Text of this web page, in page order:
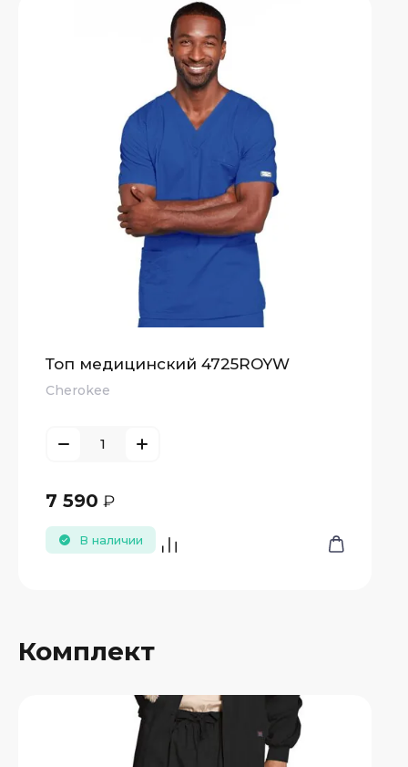
Топ медицинский 4725ROYW
Cherokee
7 590 ₽
В наличии
Комплект